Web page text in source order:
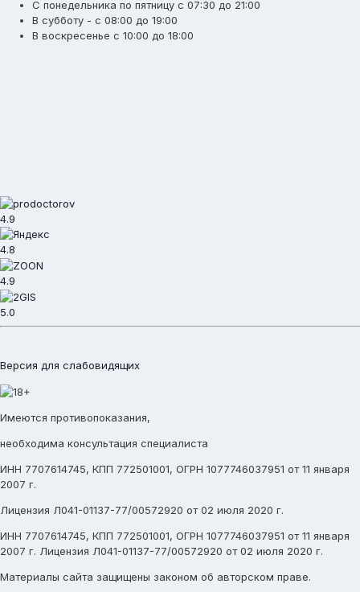
С понедельника по пятницу с 07:30 до 21:00
В субботу - с 08:00 до 19:00
В воскресенье с 10:00 до 18:00
4.9
4.8
4.9
5.0
Версия для слабовидящих
Имеются противопоказания,
необходима консультация специалиста
ИНН 7707614745, КПП 772501001, ОГРН 1077746037951 от 11 января
2007 г.
Лицензия Л041-01137-77/00572920 от 02 июля 2020 г.
ИНН 7707614745, КПП 772501001, ОГРН 1077746037951 от 11 января
2007 г. Лицензия Л041-01137-77/00572920 от 02 июля 2020 г.
Материалы сайта защищены законом об авторском праве.